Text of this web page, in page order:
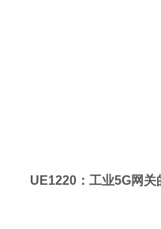
UE1220：工业5G网关